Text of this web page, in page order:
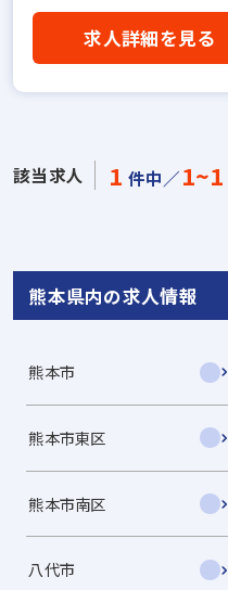
求人詳細を見る
該当求人 1 件中／1~1
熊本県内の求人情報
熊本市
熊本市東区
熊本市南区
八代市